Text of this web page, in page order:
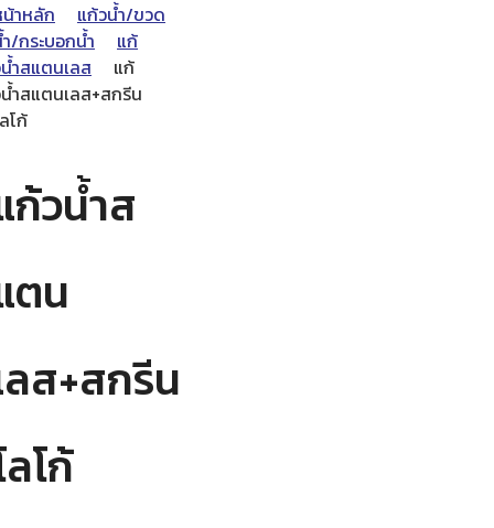
าหลัก
แก้วน้ำ/ขวด
/กระบอกน้ำ
แก้
ำสแตนเลส
แก้
ำสแตนเลส+สกรีน
โก้
ก้วน้ำส
ตน
ลส+สกรีน
ลโก้